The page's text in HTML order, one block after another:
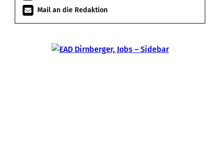
Mail an die Redaktion